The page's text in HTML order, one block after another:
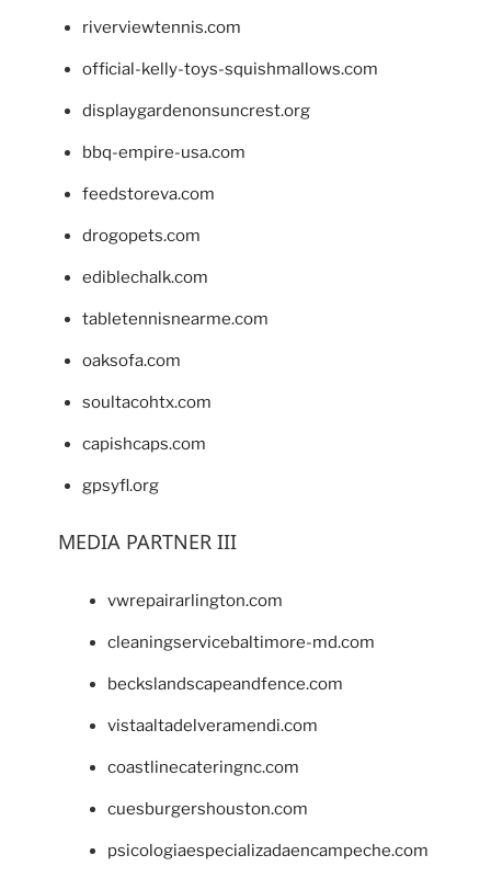
riverviewtennis.com
official-kelly-toys-squishmallows.com
displaygardenonsuncrest.org
bbq-empire-usa.com
feedstoreva.com
drogopets.com
ediblechalk.com
tabletennisnearme.com
oaksofa.com
soultacohtx.com
capishcaps.com
gpsyfl.org
MEDIA PARTNER III
vwrepairarlington.com
cleaningservicebaltimore-md.com
beckslandscapeandfence.com
vistaaltadelveramendi.com
coastlinecateringnc.com
cuesburgershouston.com
psicologiaespecializadaencampeche.com